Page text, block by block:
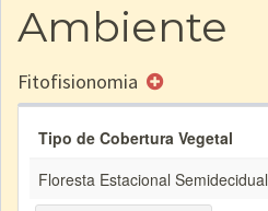
Ambiente
Fitofisionomia
Tipo de Cobertura Vegetal
Floresta Estacional Semidecidual